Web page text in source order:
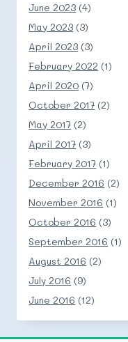
June 2023 (4)
May 2023 (3)
April 2023 (3)
February 2022 (1)
April 2020 (7)
October 2017 (2)
May 2017 (2)
April 2017 (3)
February 2017 (1)
December 2016 (2)
November 2016 (1)
October 2016 (3)
September 2016 (1)
August 2016 (2)
July 2016 (9)
June 2016 (12)